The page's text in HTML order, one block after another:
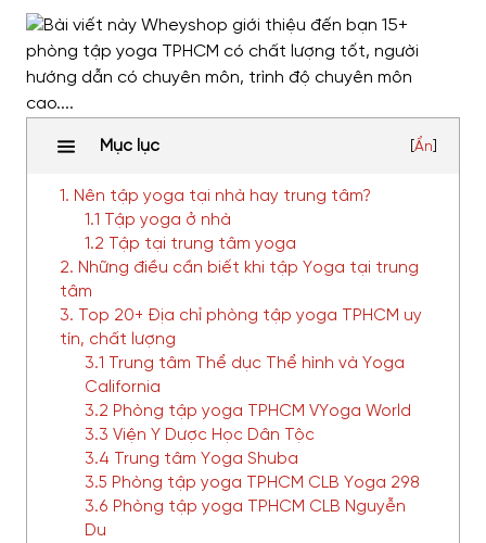
Mục lục Ẩn
1. Nên tập yoga tại nhà hay trung tâm?
1.1 Tập yoga ở nhà
1.2 Tập tại trung tâm yoga
2. Những điều cần biết khi tập Yoga tại trung
tâm
3. Top 20+ Địa chỉ phòng tập yoga TPHCM uy
tín, chất lượng
3.1 Trung tâm Thể dục Thể hình và Yoga
California
3.2 Phòng tập yoga TPHCM VYoga World
3.3 Viện Y Dược Học Dân Tộc
3.4 Trung tâm Yoga Shuba
3.5 Phòng tập yoga TPHCM CLB Yoga 298
3.6 Phòng tập yoga TPHCM CLB Nguyễn
Du